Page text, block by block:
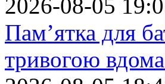
2026-08-05
Пам’ятка для
тривогою